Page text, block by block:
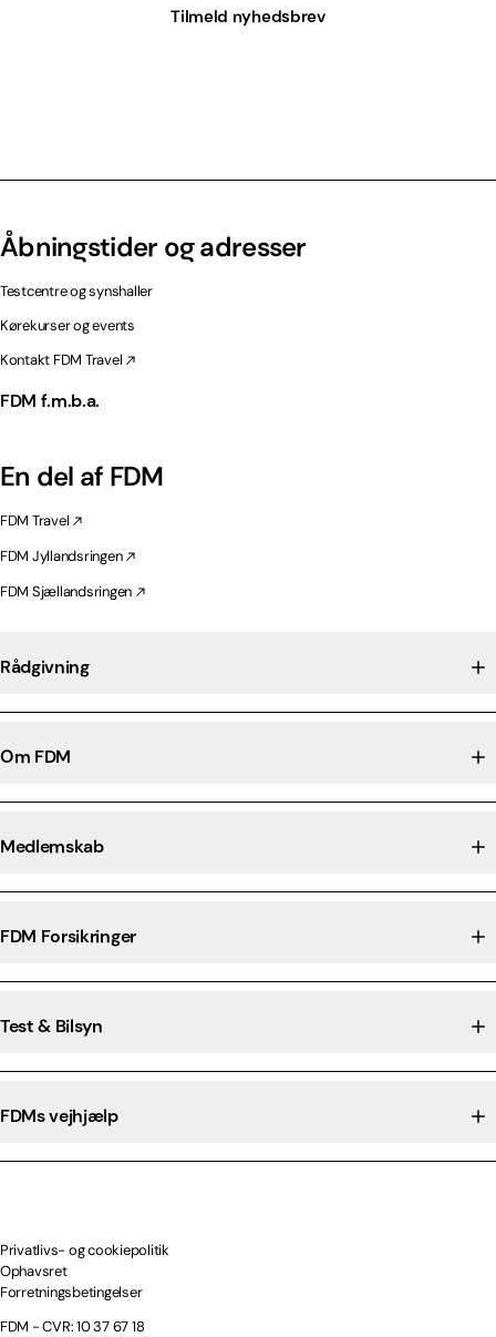
Tilmeld nyhedsbrev
Åbningstider og adresser
Testcentre og synshaller
Kørekurser og events
Kontakt FDM Travel
FDM f.m.b.a.
En del af FDM
FDM Travel
FDM Jyllandsringen
FDM Sjællandsringen
Rådgivning
Om FDM
Medlemskab
FDM Forsikringer
Test & Bilsyn
FDMs vejhjælp
Privatlivs- og cookiepolitik
Ophavsret
Forretningsbetingelser
FDM - CVR: 10 37 67 18